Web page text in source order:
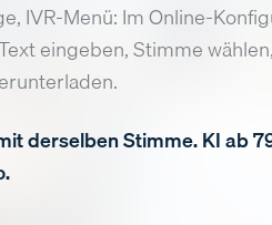
IVR-Menü: Im Online-
eingeben, Stimme
derselben Stimme. KI ab